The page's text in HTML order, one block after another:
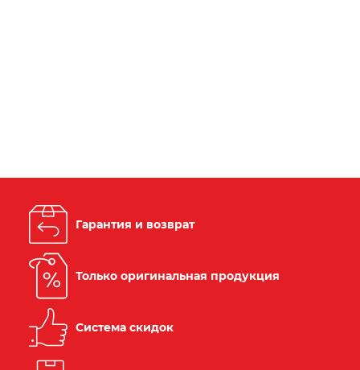
Гарантия и возврат
Только оригинальная продукция
Система скидок